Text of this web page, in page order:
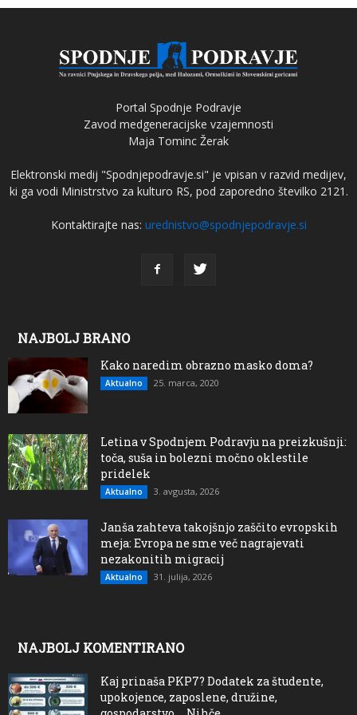
Portal Spodnje Podravje
Zavod medgeneracijske vzajemnosti
Maja Tominc Žerak
Elektronski medij "Spodnjepodravje.si" je vpisan v razvid medijev,
ki ga vodi Ministrstvo za kulturo RS, pod zaporedno številko 2121.
Kontaktirajte nas: urednistvo@spodnjepodravje.si
NAJBOLJ BRANO
Kako naredim obrazno masko doma?
Aktualno 25. marca, 2020
Letina v Spodnjem Podravju na preizkušnji:
toča, suša in bolezni močno oklestile
pridelek
Aktualno 3. avgusta, 2026
Janša zahteva takojšnjo zaščito evropskih
meja: Evropa ne sme več nagrajevati
nezakonitih migracij
Aktualno 31. julija, 2026
NAJBOLJ KOMENTIRANO
Kaj prinaša PKP7? Dodatek za študente,
upokojence, zaposlene, družine,